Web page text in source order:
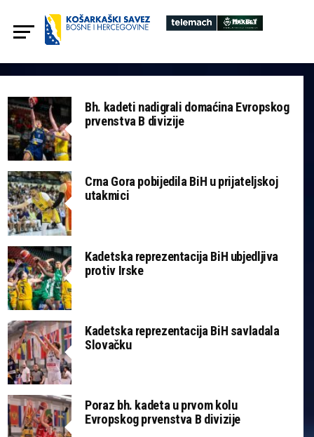
Bh. kadeti nadigrali domaćina Evropskog
prvenstva B divizije
Crna Gora pobijedila BiH u prijateljskoj
utakmici
Kadetska reprezentacija BiH ubjedljiva
protiv Irske
Kadetska reprezentacija BiH savladala
Slovačku
Poraz bh. kadeta u prvom kolu
Evropskog prvenstva B divizije